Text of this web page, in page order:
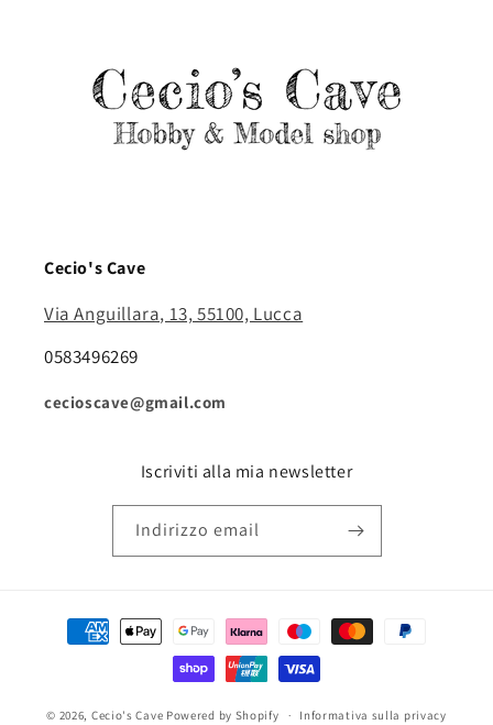
Cecio's Cave
Via Anguillara, 13, 55100, Lucca
0583496269
cecioscave@gmail.com
Iscriviti alla mia newsletter
Indirizzo email
Metodi
© 2026, Cecio's Cave Powered by Shopify Informativa sulla privacy